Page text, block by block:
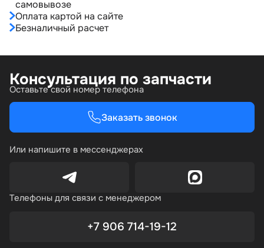
самовывозе
Оплата картой на сайте
Безналичный расчет
Консультация по запчасти
Оставьте свой номер телефона
Заказать звонок
Или напишите в мессенджерах
Телефоны для связи с менеджером
+7 906 714-19-12